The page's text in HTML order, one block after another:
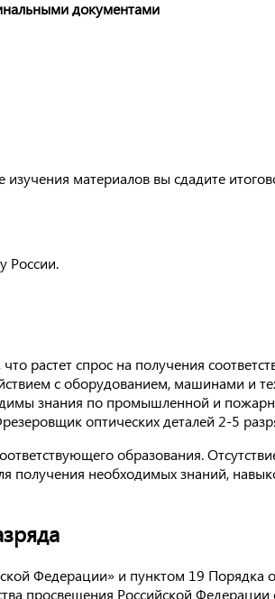
документами
материалов вы сдадите
России.
растет спрос на получения
с оборудованием, машинами и
знания по промышленной и
оптических деталей 2-5
образования.
получения необходимых знаний,
Федерации» и пунктом 19 Порядка
просвещения Российской